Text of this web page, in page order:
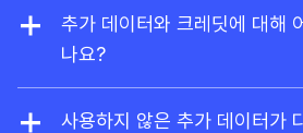
플로러 및 사이트 감사에 제한
함된Ahrefs Free
요.
추가 데이터와 크레딧에 대해
나요?
사용량 기반 결제로 크레딧 및
화하면, 사용량이 플랜 한도를
사용하지 않은 추가 데이터가